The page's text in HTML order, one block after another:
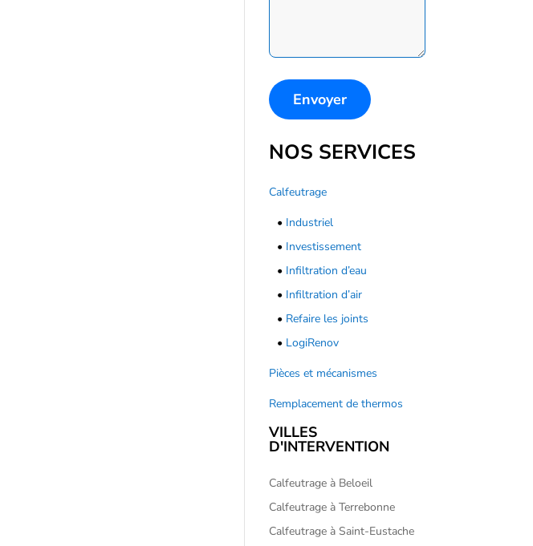
NOS SERVICES
Calfeutrage
• Industriel
• Investissement
• Infiltration d’eau
• Infiltration d’air
• Refaire les joints
• LogiRenov
Pièces et mécanismes
Remplacement de thermos
VILLES
D'INTERVENTION
Calfeutrage à Beloeil
Calfeutrage à Terrebonne
Calfeutrage à Saint-Eustache